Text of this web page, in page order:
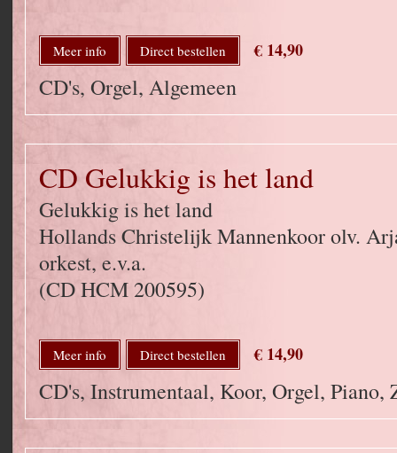
Meer info Direct bestellen € 14,90
CD's, Orgel, Algemeen
CD Gelukkig is het land
Gelukkig is het land
Hollands Christelijk Mannenkoor olv.
orkest, e.v.a.
(CD HCM 200595)
Meer info Direct bestellen € 14,90
CD's, Instrumentaal, Koor, Orgel, Piano,